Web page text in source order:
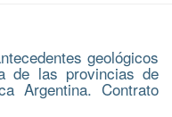
geológicos
de las provincias de
Argentina. Contrato